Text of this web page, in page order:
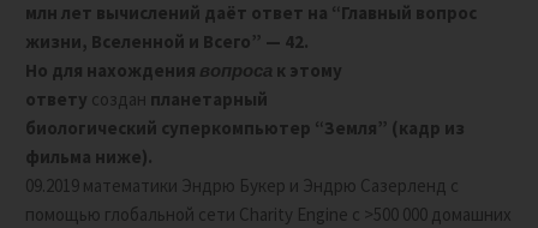
млн лет вычислений даёт ответ на “Главный вопрос
жизни, Вселенной и Всего” — 42.
Но для нахождения вопроса к этому
ответу создан планетарный
биологический суперкомпьютер “Земля” (кадр из
фильма ниже).
09.2019 математики Эндрю Букер и Эндрю Сазерленд с
помощью глобальной сети Charity Engine с >500 000 домашних